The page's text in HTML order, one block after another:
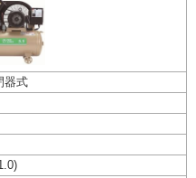
器式